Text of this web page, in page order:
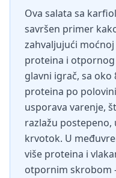
Ova salata sa
savršen primer
zahvaljujući
proteina i otpornog
glavni igrač, sa oko
proteina po
usporava varenje,
razlažu
krvotok. U
više proteina i
otpornim skrobom